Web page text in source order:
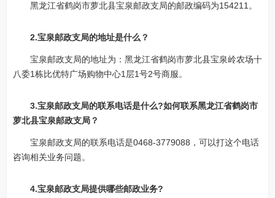
黑龙江省鹤岗市萝北县宝泉邮政支局的邮政编码为154211。
2.宝泉邮政支局的地址是什么？
宝泉邮政支局的地址为：黑龙江省鹤岗市萝北县宝泉岭农场十
八委1栋比优特广场购物中心1层1号2号商服。
3.宝泉邮政支局的联系电话是什么?如何联系黑龙江省鹤岗市
萝北县宝泉邮政支局？
宝泉邮政支局的联系电话是0468-3779088，可以打这个电话
咨询相关业务问题。
4.宝泉邮政支局提供哪些邮政业务?